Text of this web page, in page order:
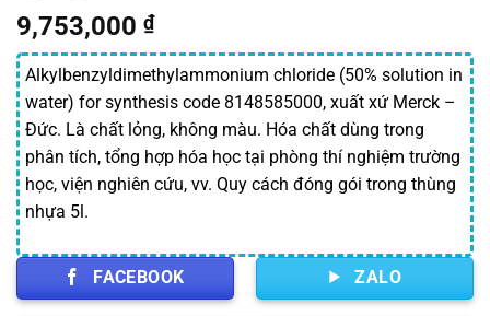
9,753,000 ₫
Alkylbenzyldimethylammonium chloride (50% solution in
water) for synthesis code 8148585000, xuất xứ Merck –
Đức. Là chất lỏng, không màu. Hóa chất dùng trong
phân tích, tổng hợp hóa học tại phòng thí nghiệm trường
học, viện nghiên cứu, vv. Quy cách đóng gói trong thùng
nhựa 5l.
FACEBOOK ZALO